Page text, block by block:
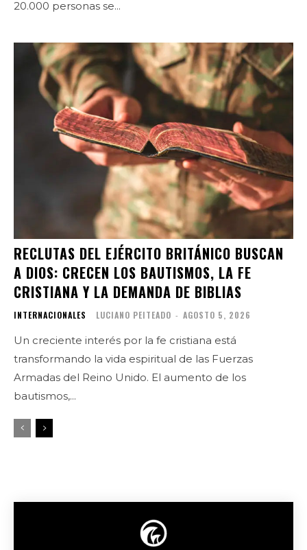
20.000 personas se...
RECLUTAS DEL EJÉRCITO BRITÁNICO BUSCAN
A DIOS: CRECEN LOS BAUTISMOS, LA FE
CRISTIANA Y LA DEMANDA DE BIBLIAS
INTERNACIONALES LUCIANO PEITEADO - AGOSTO 5, 2026
Un creciente interés por la fe cristiana está
transformando la vida espiritual de las Fuerzas
Armadas del Reino Unido. El aumento de los
bautismos,...